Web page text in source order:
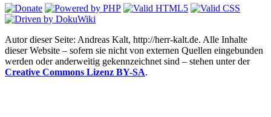
Autor dieser Seite: Andreas Kalt, http://herr-kalt.de. Alle Inhalte
dieser Website – sofern sie nicht von externen Quellen eingebunden
werden oder anderweitig gekennzeichnet sind – stehen unter der
Creative Commons Lizenz BY-SA.